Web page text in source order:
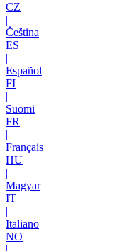
CZ
|
Čeština
ES
|
Español
FI
|
Suomi
FR
|
Français
HU
|
Magyar
IT
|
Italiano
NO